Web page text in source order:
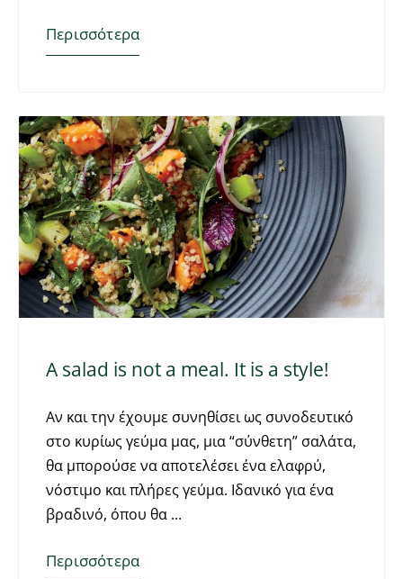
Περισσότερα
A salad is not a meal. It is a style!
Αν και την έχουμε συνηθίσει ως συνοδευτικό
στο κυρίως γεύμα μας, μια “σύνθετη” σαλάτα,
θα μπορούσε να αποτελέσει ένα ελαφρύ,
νόστιμο και πλήρες γεύμα. Ιδανικό για ένα
βραδινό, όπου θα
Περισσότερα